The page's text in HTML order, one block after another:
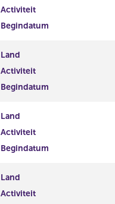
Activiteit
Begindatum
Land
Activiteit
Begindatum
Land
Activiteit
Begindatum
Land
Activiteit